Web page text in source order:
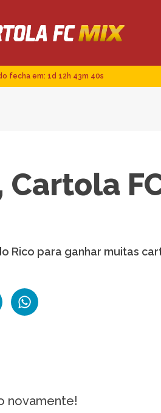
fecha em: 1d 12h 43m 39s
Cartola
Rico para ganhar muitas
novamente!